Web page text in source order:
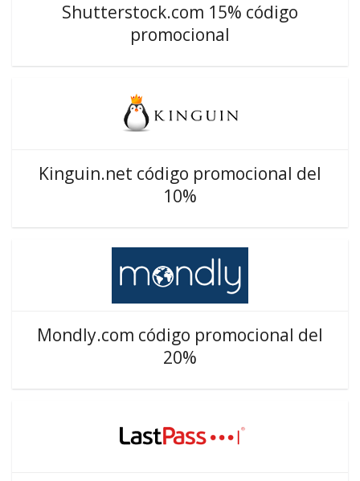
Shutterstock.com 15% código
promocional
Kinguin.net código promocional del
10%
Mondly.com código promocional del
20%